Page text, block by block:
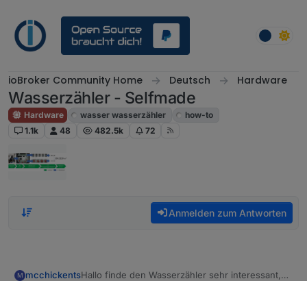
ioBroker Community Home Deutsch Hardware
Wasserzähler - Selfmade
Hardware wasser wasserzähler
how-to
1.1k
48 482.5k 72
Anmelden zum Antworten
M mcchickentsHallo finde den Wasserzähler sehr interessant,